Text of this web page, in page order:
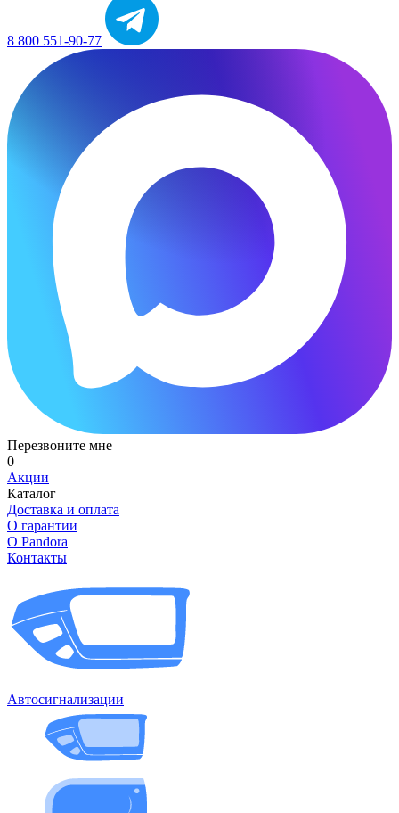
8 800 551-90-77
Перезвоните мне
0
Акции
Каталог
Доставка и оплата
О гарантии
О Pandora
Контакты
Автосигнализации